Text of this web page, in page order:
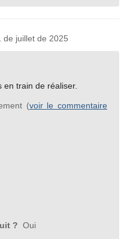
juillet de 2025
en train de réaliser.
(voir le commentaire
? Oui